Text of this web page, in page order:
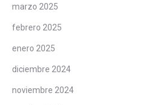
marzo 2025
febrero 2025
enero 2025
diciembre 2024
noviembre 2024